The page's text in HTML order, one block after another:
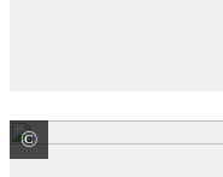
© © Maryana /